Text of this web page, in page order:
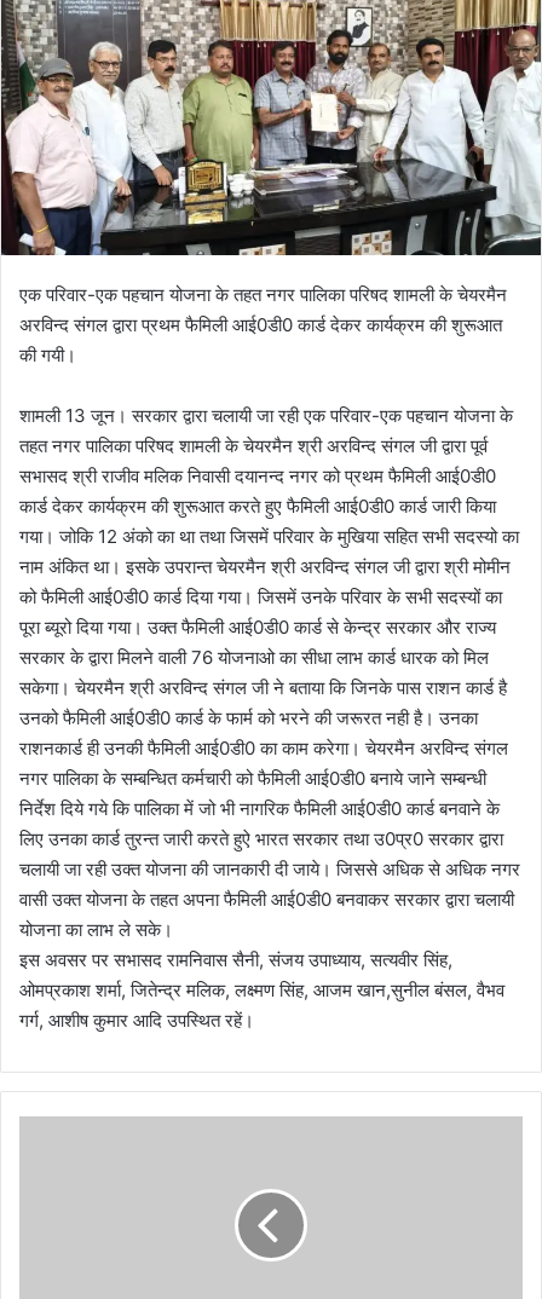
m
i
एक परिवार-एक पहचान योजना के तहत नगर पालिका परिषद शामली के चेयरमैन
अरविन्द संगल द्वारा प्रथम फैमिली आई0डी0 कार्ड देकर कार्यक्रम की शुरूआत
की गयी।
शामली 13 जून। सरकार द्वारा चलायी जा रही एक परिवार-एक पहचान योजना के
तहत नगर पालिका परिषद शामली के चेयरमैन श्री अरविन्द संगल जी द्वारा पूर्व
सभासद श्री राजीव मलिक निवासी दयानन्द नगर को प्रथम फैमिली आई0डी0
कार्ड देकर कार्यक्रम की शुरूआत करते हुए फैमिली आई0डी0 कार्ड जारी किया
गया। जोकि 12 अंको का था तथा जिसमें परिवार के मुखिया सहित सभी सदस्यो का
नाम अंकित था। इसके उपरान्त चेयरमैन श्री अरविन्द संगल जी द्वारा श्री मोमीन
को फैमिली आई0डी0 कार्ड दिया गया। जिसमें उनके परिवार के सभी सदस्यों का
पूरा ब्यूरो दिया गया। उक्त फैमिली आई0डी0 कार्ड से केन्द्र सरकार और राज्य
सरकार के द्वारा मिलने वाली 76 योजनाओ का सीधा लाभ कार्ड धारक को मिल
सकेगा। चेयरमैन श्री अरविन्द संगल जी ने बताया कि जिनके पास राशन कार्ड है
उनको फैमिली आई0डी0 कार्ड के फार्म को भरने की जरूरत नही है। उनका
राशनकार्ड ही उनकी फैमिली आई0डी0 का काम करेगा। चेयरमैन अरविन्द संगल
नगर पालिका के सम्बन्धित कर्मचारी को फैमिली आई0डी0 बनाये जाने सम्बन्धी
निर्देश दिये गये कि पालिका में जो भी नागरिक फैमिली आई0डी0 कार्ड बनवाने के
लिए उनका कार्ड तुरन्त जारी करते हुऐ भारत सरकार तथा उ0प्र0 सरकार द्वारा
चलायी जा रही उक्त योजना की जानकारी दी जाये। जिससे अधिक से अधिक नगर
वासी उक्त योजना के तहत अपना फैमिली आई0डी0 बनवाकर सरकार द्वारा चलायी
योजना का लाभ ले सके।
इस अवसर पर सभासद रामनिवास सैनी, संजय उपाध्याय, सत्यवीर सिंह,
ओमप्रकाश शर्मा, जितेन्द्र मलिक, लक्ष्मण सिंह, आजम खान,सुनील बंसल, वैभव
गर्ग, आशीष कुमार आदि उपस्थित रहें।